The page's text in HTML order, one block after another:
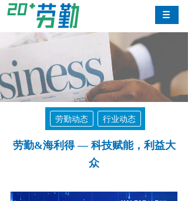
劳勤动态 行业动态
劳勤&海利得 — 科技赋能，利益大
众